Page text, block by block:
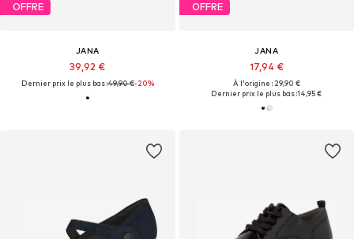
OFFRE
JANA
39,92 €
Dernier prix le plus bas :49,90 €-20%
OFFRE
JANA
17,94 €
À l'origine : 29,90 €
Dernier prix le plus bas :14,95 €